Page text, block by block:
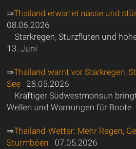
⇒Thailand erwartet nasse und
08.06.2026
Starkregen, Sturzfluten und
13. Juni
⇒Thailand warnt vor Starkregen,
See28.05.2026
Kräftiger Südwestmonsun
Wellen und Warnungen für Boote
⇒Thailand-Wetter: Mehr Regen,
Sturmböen 07.05.2026